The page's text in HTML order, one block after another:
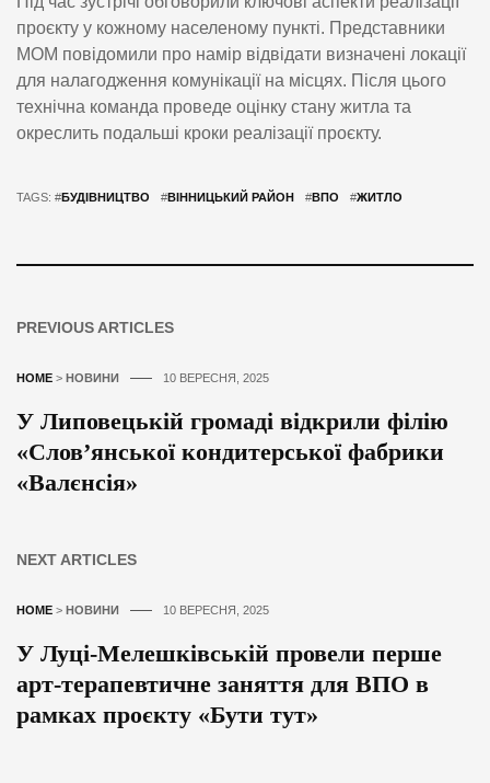
проєкту у кожному населеному пункті. Представники
МОМ повідомили про намір відвідати визначені локації
для налагодження комунікації на місцях. Після цього
технічна команда проведе оцінку стану житла та
окреслить подальші кроки реалізації проєкту.
TAGS: #БУДІВНИЦТВО #ВІННИЦЬКИЙ РАЙОН #ВПО #ЖИТЛО
PREVIOUS ARTICLES
HOME > НОВИНИ 10 ВЕРЕСНЯ, 2025
У Липовецькій громаді відкрили філію
«Слов’янської кондитерської фабрики
«Валєнсія»
NEXT ARTICLES
HOME > НОВИНИ 10 ВЕРЕСНЯ, 2025
У Луці-Мелешківській провели перше
арт-терапевтичне заняття для ВПО в
рамках проєкту «Бути тут»